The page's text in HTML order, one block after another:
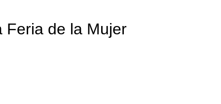
Feria de la Mujer